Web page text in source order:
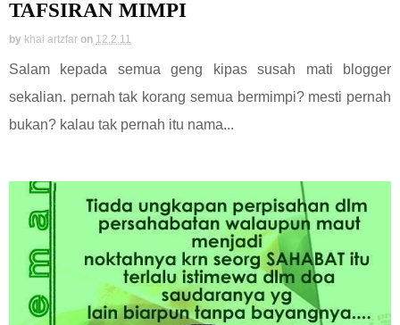
TAFSIRAN MIMPI
by khai artzfar on 12.2.11
Salam kepada semua geng kipas susah mati blogger
sekalian. pernah tak korang semua bermimpi? mesti pernah
bukan? kalau tak pernah itu nama...